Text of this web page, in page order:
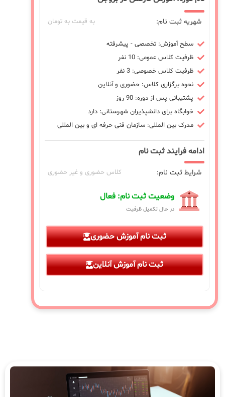
شهریه ثبت نام: به قیمت به تومان
سطح آموزش: تخصصی - پیشرفته
ظرفیت کلاس عمومی: 10 نفر
ظرفیت کلاس خصوصی: 3 نفر
نحوه برگزاری کلاس: حضوری و آنلاین
پشتیبانی پس از دوره: 90 روز
خوابگاه برای دانشپذیران شهرستانی: دارد
مدرک بین المللی: سازمان فنی حرفه ای و بین المللی
ادامه فرایند ثبت نام
شرایط ثبت نام: کلاس حضوری و غیر حضوری
وضعیت ثبت نام: فعال
در حال تکمیل ظرفیت
ثبت نام آموزش حضوری
ثبت نام آموزش آنلاین